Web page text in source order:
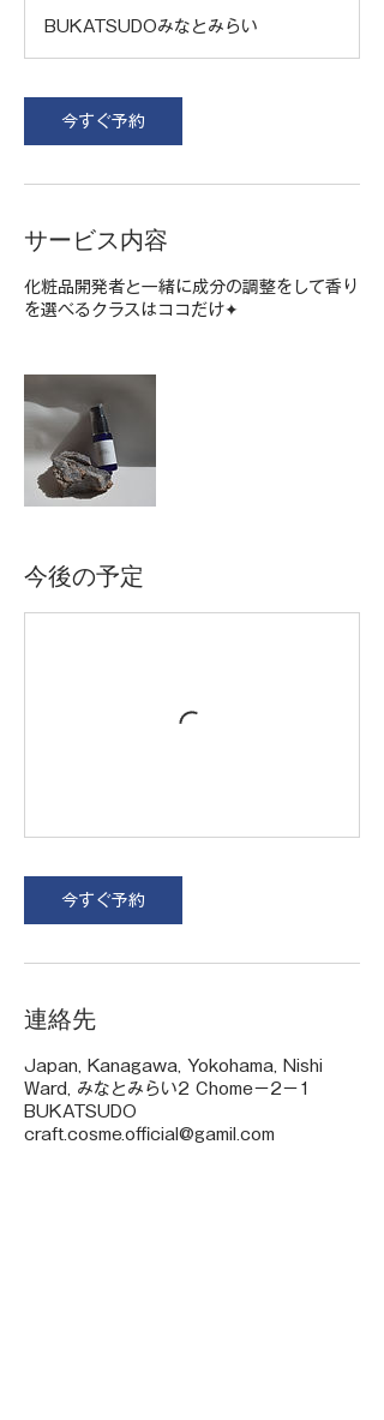
BUKATSUDOみなとみらい
今すぐ予約
サービス内容
化粧品開発者と一緒に成分の調整をして香り
を選べるクラスはココだけ✦
今後の予定
今すぐ予約
連絡先
Japan, Kanagawa, Yokohama, Nishi
Ward, みなとみらい2 Chome−2−1
BUKATSUDO
craft.cosme.official@gamil.com